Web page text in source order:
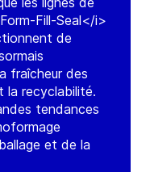
Fill-Seal</i>
de
fraîcheur des
la recyclabilité.
tendances
et de la